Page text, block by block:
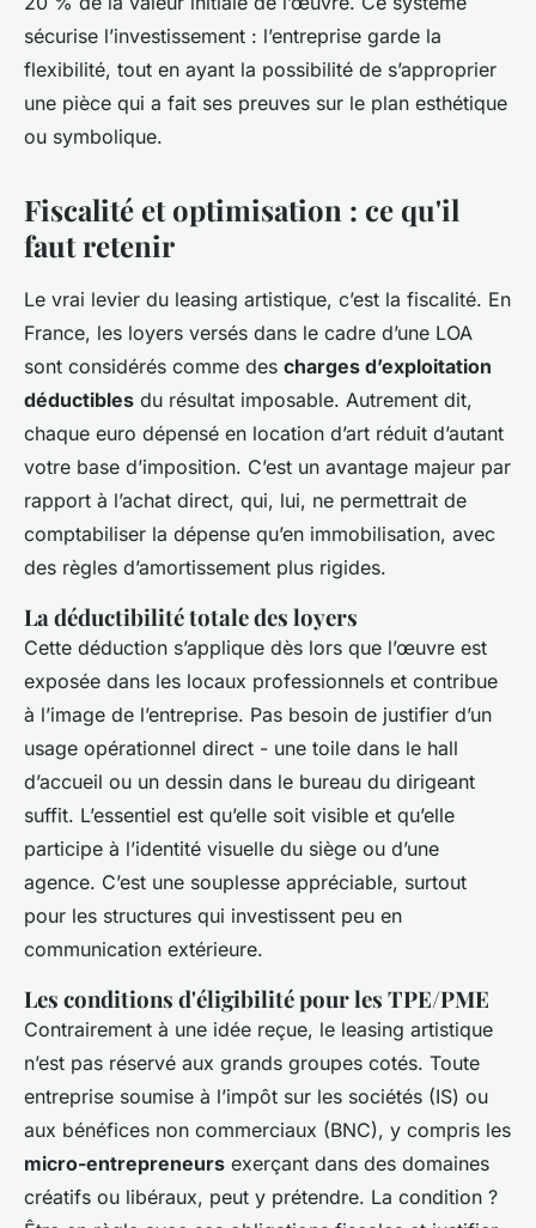
sécurise l’investissement : l’entreprise garde la
flexibilité, tout en ayant la possibilité de s’approprier
une pièce qui a fait ses preuves sur le plan esthétique
ou symbolique.
Fiscalité et optimisation : ce qu'il
faut retenir
Le vrai levier du leasing artistique, c’est la fiscalité. En
France, les loyers versés dans le cadre d’une LOA
sont considérés comme des charges d’exploitation
déductibles du résultat imposable. Autrement dit,
chaque euro dépensé en location d’art réduit d’autant
votre base d’imposition. C’est un avantage majeur par
rapport à l’achat direct, qui, lui, ne permettrait de
comptabiliser la dépense qu’en immobilisation, avec
des règles d’amortissement plus rigides.
La déductibilité totale des loyers
Cette déduction s’applique dès lors que l’œuvre est
exposée dans les locaux professionnels et contribue
à l’image de l’entreprise. Pas besoin de justifier d’un
usage opérationnel direct - une toile dans le hall
d’accueil ou un dessin dans le bureau du dirigeant
suffit. L’essentiel est qu’elle soit visible et qu’elle
participe à l’identité visuelle du siège ou d’une
agence. C’est une souplesse appréciable, surtout
pour les structures qui investissent peu en
communication extérieure.
Les conditions d'éligibilité pour les TPE/PME
Contrairement à une idée reçue, le leasing artistique
n’est pas réservé aux grands groupes cotés. Toute
entreprise soumise à l’impôt sur les sociétés (IS) ou
aux bénéfices non commerciaux (BNC), y compris les
micro-entrepreneurs exerçant dans des domaines
créatifs ou libéraux, peut y prétendre. La condition ?